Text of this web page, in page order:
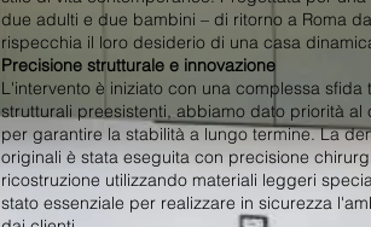
due adulti e due bambini – di ritorno a Roma
rispecchia il loro desiderio di una casa
Precisione strutturale e innovazione
L'intervento è iniziato con una complessa
strutturali preesistenti, abbiamo dato priorità al
per garantire la stabilità a lungo termine. La
originali è stata eseguita con precisione
ricostruzione utilizzando materiali leggeri
stato essenziale per realizzare in sicurezza